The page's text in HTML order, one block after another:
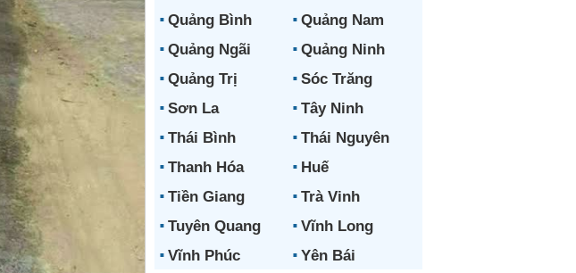
Quảng Bình
Quảng Nam
Quảng Ngãi
Quảng Ninh
Quảng Trị
Sóc Trăng
Sơn La
Tây Ninh
Thái Bình
Thái Nguyên
Thanh Hóa
Huế
Tiền Giang
Trà Vinh
Tuyên Quang
Vĩnh Long
Vĩnh Phúc
Yên Bái